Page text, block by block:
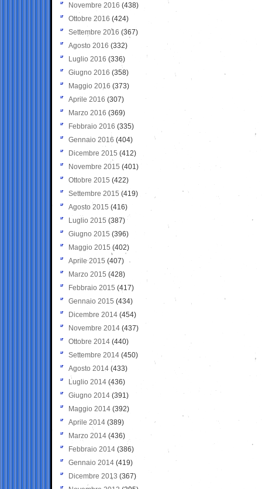
Novembre 2016 (438)
Ottobre 2016 (424)
Settembre 2016 (367)
Agosto 2016 (332)
Luglio 2016 (336)
Giugno 2016 (358)
Maggio 2016 (373)
Aprile 2016 (307)
Marzo 2016 (369)
Febbraio 2016 (335)
Gennaio 2016 (404)
Dicembre 2015 (412)
Novembre 2015 (401)
Ottobre 2015 (422)
Settembre 2015 (419)
Agosto 2015 (416)
Luglio 2015 (387)
Giugno 2015 (396)
Maggio 2015 (402)
Aprile 2015 (407)
Marzo 2015 (428)
Febbraio 2015 (417)
Gennaio 2015 (434)
Dicembre 2014 (454)
Novembre 2014 (437)
Ottobre 2014 (440)
Settembre 2014 (450)
Agosto 2014 (433)
Luglio 2014 (436)
Giugno 2014 (391)
Maggio 2014 (392)
Aprile 2014 (389)
Marzo 2014 (436)
Febbraio 2014 (386)
Gennaio 2014 (419)
Dicembre 2013 (367)